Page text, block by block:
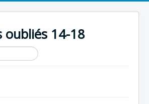
oubliés 14-18